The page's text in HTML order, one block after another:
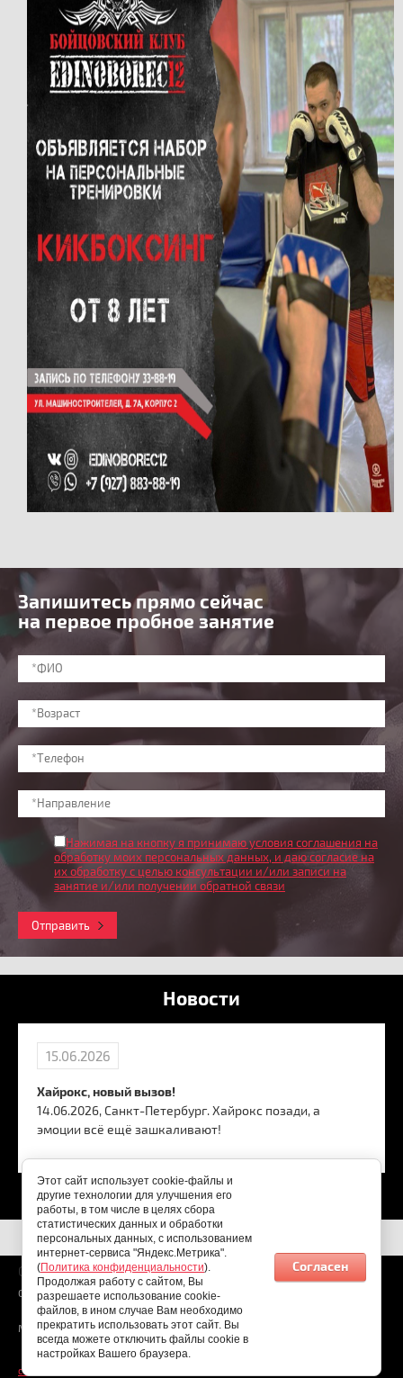
Запишитесь прямо сейчас
на первое пробное занятие
Нажимая на кнопку я принимаю условия соглашения на
обработку моих персональных данных, и даю согласие на
их обработку с целью консультации и/или записи на
занятие и/или получении обратной связи
Отправить
Новости
15.06.2026
Хайрокс, новый вызов!
14.06.2026, Санкт-Петербург. Хайрокс позади, а
эмоции всё ещё зашкаливают!
06.08.2026
Copyright © 2026
Мы в соц. сетях:
создать интернет магазин
Этот сайт использует cookie-файлы и
другие технологии для улучшения его
работы, в том числе в целях сбора
статистических данных и обработки
персональных данных, с использованием
интернет-сервиса "Яндекс.Метрика".
(Политика конфиденциальности).
Продолжая работу с сайтом, Вы
разрешаете использование cookie-
файлов, в ином случае Вам необходимо
прекратить использовать этот сайт. Вы
всегда можете отключить файлы cookie в
настройках Вашего браузера.
Согласен